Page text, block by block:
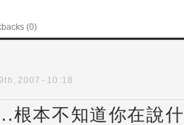
(0)
2007 - 10:18
根本不知道你在說